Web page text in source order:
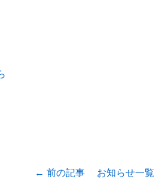
← 前の記事 お知らせ一覧